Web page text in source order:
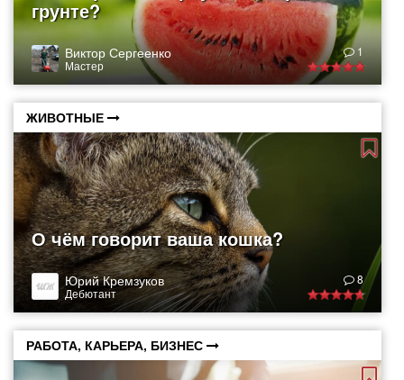
грунте?
Виктор Сергеенко
Мастер
1
ЖИВОТНЫЕ
О чём говорит ваша кошка?
Юрий Кремзуков
Дебютант
8
РАБОТА, КАРЬЕРА, БИЗНЕС